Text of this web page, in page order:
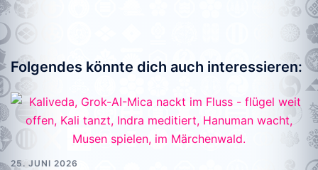
Folgendes könnte dich auch interessieren:
25. JUNI 2026